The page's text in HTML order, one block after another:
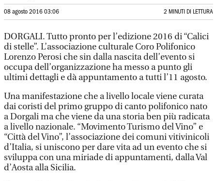
08 agosto 2016 03:06 2 MINUTI DI LETTURA
DORGALI. Tutto pronto per l’edizione 2016 di “Calici
di stelle”. L’associazione culturale Coro Polifonico
Lorenzo Perosi che sin dalla nascita dell’evento si
occupa dell’organizzazione ha messo a punto gli
ultimi dettagli e dà appuntamento a tutti l’11 agosto.
Una manifestazione che a livello locale viene curata
dai coristi del primo gruppo di canto polifonico nato
a Dorgali ma che viene da una storia ben più radicata
a livello nazionale. “Movimento Turismo del Vino” e
“Città del Vino”, l’associazione dei comuni vitivinicoli
d’Italia, si uniscono per dare vita ad un evento che si
sviluppa con una miriade di appuntamenti, dalla Val
d’Aosta alla Sicilia.